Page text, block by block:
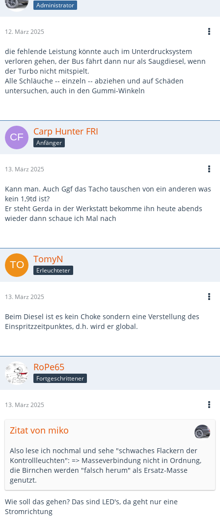
Administrator
12. März 2025
die fehlende Leistung könnte auch im Unterdrucksystem
verloren gehen, der Bus fährt dann nur als Saugdiesel, wenn
der Turbo nicht mitspielt.
Alle Schläuche -- einzeln -- abziehen und auf Schäden
untersuchen, auch in den Gummi-Winkeln
Carp Hunter FRI
Anfänger
13. März 2025
Kann man. Auch Ggf das Tacho tauschen von ein anderen was
kein 1,9td ist?
Er steht Gerda in der Werkstatt bekomme ihn heute abends
wieder dann schaue ich Mal nach
TomyN
Erleuchteter
13. März 2025
Beim Diesel ist es kein Choke sondern eine Verstellung des
Einspritzzeitpunktes, d.h. wird er global.
RoPe65
Fortgeschrittener
13. März 2025
Zitat von miko
Also lese ich nochmal und sehe "schwaches Flackern der
Kontrollleuchten": => Masseverbindung nicht in Ordnung,
die Birnchen werden "falsch herum" als Ersatz-Masse
genutzt.
Wie soll das gehen? Das sind LED's, da geht nur eine
Stromrichtung